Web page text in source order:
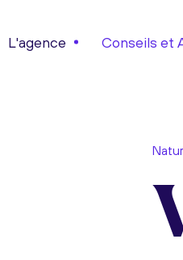
L'agence Conseils et